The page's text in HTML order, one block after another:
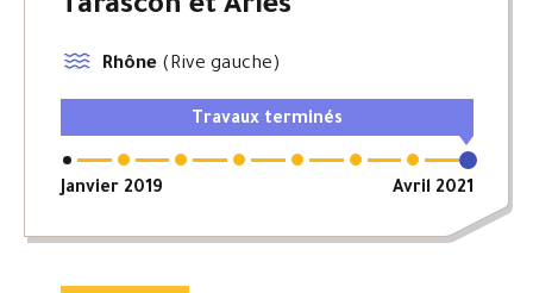
Tarascon et Arles
Rhône (Rive gauche)
Travaux terminés
Janvier 2019 Avril 2021